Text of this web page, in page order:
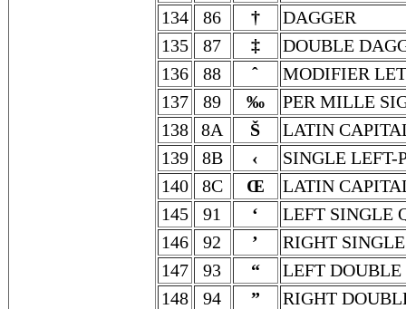
134
86 †
DAGGER
135
87 ‡
DOUBLE
136
88 ˆ
MODIFIER
137
89 ‰
PER MILLE
138
8A Š
LATIN
139
8B ‹
SINGLE LEFT-
140
8C Œ
LATIN
145
91 ‘
LEFT SINGLE
146
92 ’
RIGHT
147
93 “
LEFT
148
94 ”
RIGHT